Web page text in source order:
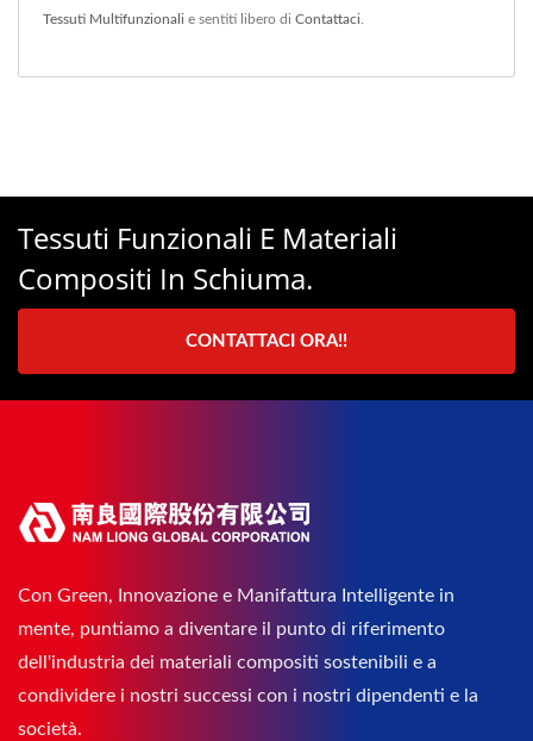
Tessuti Multifunzionali e sentiti libero di Contattaci
Tessuti Funzionali E Materiali
Compositi In Schiuma.
CONTATTACI ORA!!
Con Green, Innovazione e Manifattura Intelligente in
mente, puntiamo a diventare il punto di riferimento
dell'industria dei materiali compositi sostenibili e a
condividere i nostri successi con i nostri dipendenti e la
società.